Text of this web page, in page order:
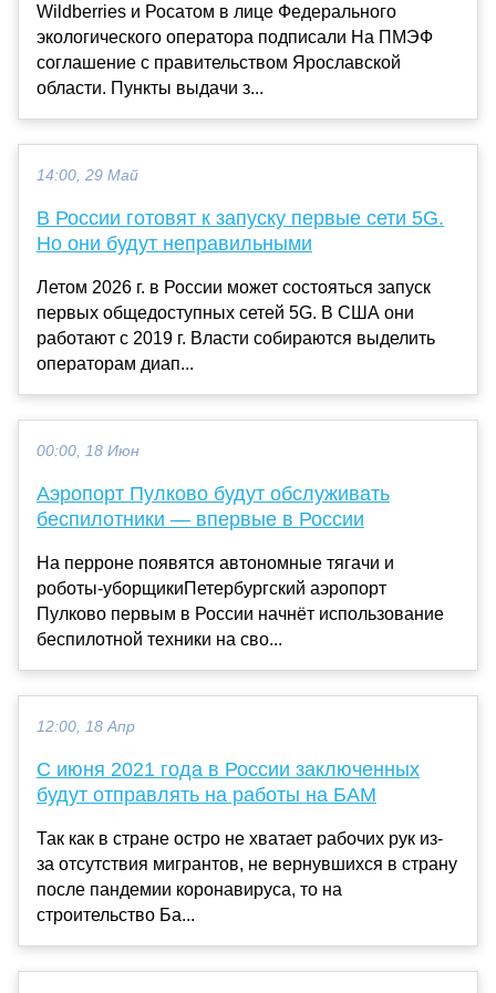
Wildberries и Росатом в лице Федерального
экологического оператора подписали На ПМЭФ
соглашение с правительством Ярославской
области. Пункты выдачи з...
14:00, 29 Май
В России готовят к запуску первые сети 5G.
Но они будут неправильными
Летом 2026 г. в России может состояться запуск
первых общедоступных сетей 5G. В США они
работают с 2019 г. Власти собираются выделить
операторам диап...
00:00, 18 Июн
Аэропорт Пулково будут обслуживать
беспилотники — впервые в России
На перроне появятся автономные тягачи и
роботы-уборщикиПетербургский аэропорт
Пулково первым в России начнёт использование
беспилотной техники на сво...
12:00, 18 Апр
С июня 2021 года в России заключенных
будут отправлять на работы на БАМ
Так как в стране остро не хватает рабочих рук из-
за отсутствия мигрантов, не вернувшихся в страну
после пандемии коронавируса, то на
строительство Ба...